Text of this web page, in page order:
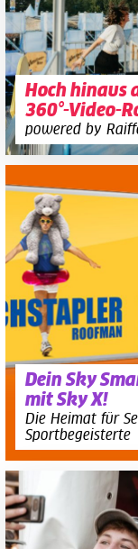
Hoch hinaus
360°-Video-
powered by
Dein Sky
mit Sky X!
Die Heimat für
Sportbegeisterte